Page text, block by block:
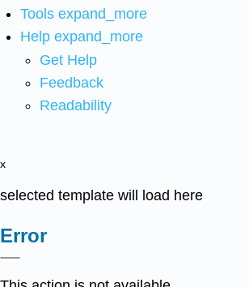
Tools expand_more
Help expand_more
Get Help
Feedback
Readability
x
selected template will load here
Error